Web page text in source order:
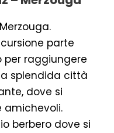
parte
per raggiungere
splendida città
dove si
amichevoli.
berbero dove si